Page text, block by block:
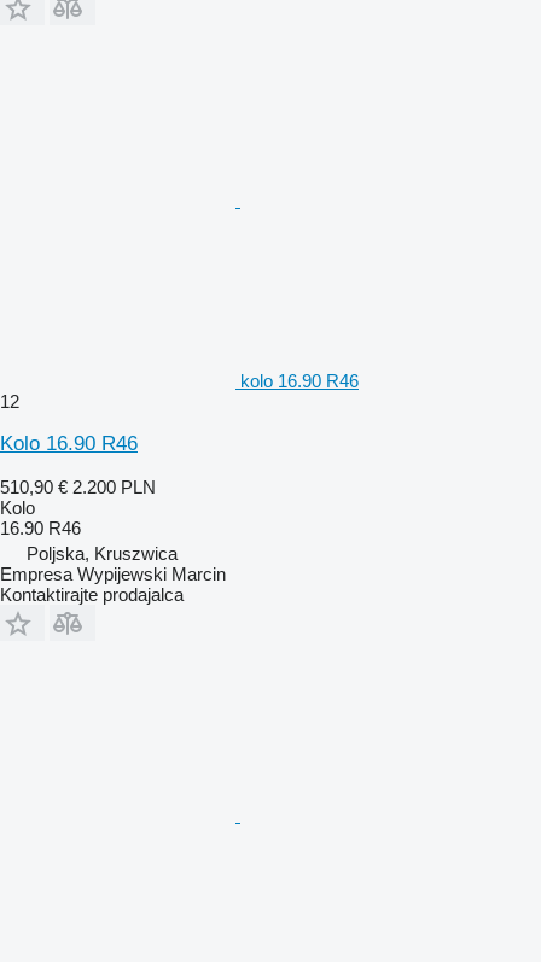
kolo 16.90 R46
12
Kolo 16.90 R46
510,90 € 2.200 PLN
Kolo
16.90 R46
Poljska, Kruszwica
Empresa Wypijewski Marcin
Kontaktirajte prodajalca